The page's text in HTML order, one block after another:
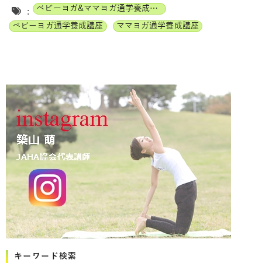
:
ベビーヨガ&ママヨガ通学養成講座
ベビーヨガ通学養成講座
ママヨガ通学養成講座
キーワード検索